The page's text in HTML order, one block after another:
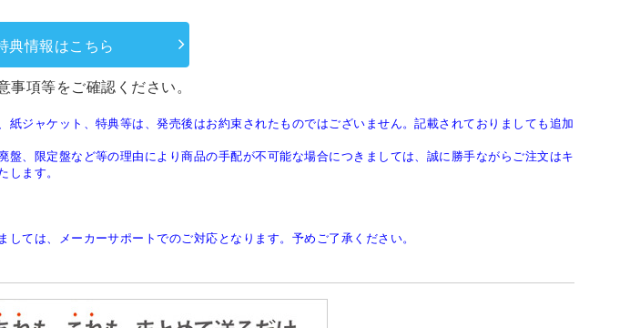
典情報はこちら
事項等をご確認ください。
ジャケット、特典等は、発売後はお約束されたものではございません。記載されておりましても追加
、限定盤など等の理由により商品の手配が不可能な場合につきましては、誠に勝手ながらご注文はキ
します。
ては、メーカーサポートでのご対応となります。予めご了承ください。